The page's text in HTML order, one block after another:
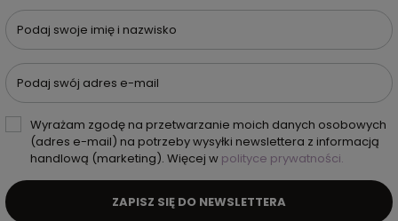
Podaj swoje imię i nazwisko
Podaj swój adres e-mail
Wyrażam zgodę na przetwarzanie moich danych osobowych
(adres e-mail) na potrzeby wysyłki newslettera z informacją
handlową (marketing). Więcej w polityce prywatności.
ZAPISZ SIĘ DO NEWSLETTERA